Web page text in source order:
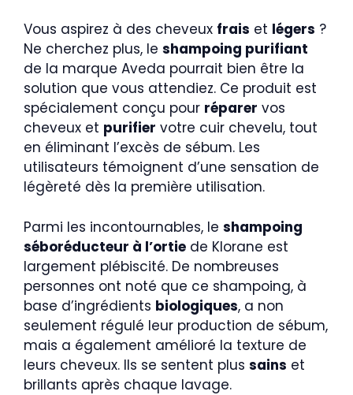
Vous aspirez à des cheveux frais et légers ?
Ne cherchez plus, le shampoing purifiant
de la marque Aveda pourrait bien être la
solution que vous attendiez. Ce produit est
spécialement conçu pour réparer vos
cheveux et purifier votre cuir chevelu, tout
en éliminant l’excès de sébum. Les
utilisateurs témoignent d’une sensation de
légèreté dès la première utilisation.
Parmi les incontournables, le shampoing
séboréducteur à l’ortie de Klorane est
largement plébiscité. De nombreuses
personnes ont noté que ce shampoing, à
base d’ingrédients biologiques, a non
seulement régulé leur production de sébum,
mais a également amélioré la texture de
leurs cheveux. Ils se sentent plus sains et
brillants après chaque lavage.